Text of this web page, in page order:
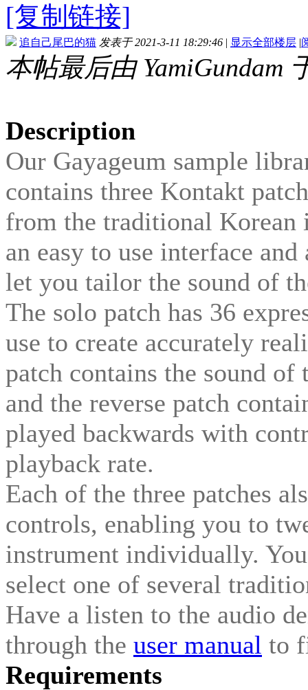
[复制链接]
追自己尾巴的猫 发表于 2021-3-11 18:29:46 | 显示全部楼层 |
本帖最后由 YamiGundam
Description
Our Gayageum sample
contains three Kontakt
from the traditional Korean
an easy to use interface
let you tailor the sound of
The solo patch has 36
use to create accurately
patch contains the sound
and the reverse patch
played backwards with
playback rate.
Each of the three patches
controls, enabling you to
instrument individually.
select one of several
Have a listen to the audio
through the user manual to
Requirements